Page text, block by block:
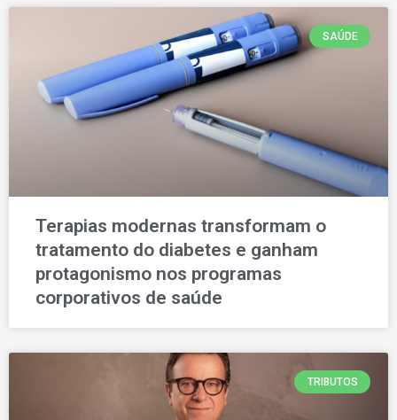
SAÚDE
Terapias modernas transformam o
tratamento do diabetes e ganham
protagonismo nos programas
corporativos de saúde
TRIBUTOS